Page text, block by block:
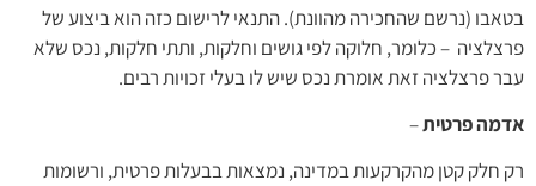
בטאבו (נרשם שהחכירה מהוונת). התנאי לרישום כזה הוא ביצוע של
פרצלציה – כלומר, חלוקה לפי גושים וחלקות, ותתי חלקות, נכס שלא
עבר פרצלציה זאת אומרת נכס שיש לו בעלי זכויות רבים.
אדמה פרטית–
רק חלק קטן מהקרקעות במדינה, נמצאות בבעלות פרטית, ורשומות